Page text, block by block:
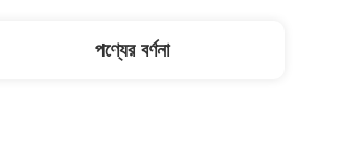
পণ্যের বর্ণনা